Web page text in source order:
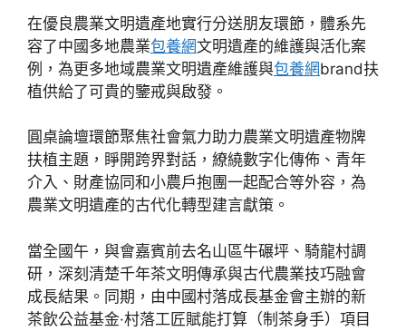
在優良農業文明遺產地實行分送朋友環節，體系先
容了中國多地農業包養網文明遺產的維護與活化案
例，為更多地域農業文明遺產維護與包養網brand扶
植供給了可貴的鑒戒與啟發。
圓桌論壇環節聚焦社會氣力助力農業文明遺產物牌
扶植主題，睜開跨界對話，繚繞數字化傳佈、青年
介入、財產協同和小農戶抱團一起配合等外容，為
農業文明遺產的古代化轉型建言獻策。
當全國午，與會嘉賓前去名山區牛碾坪、騎龍村調
研，深刻清楚千年茶文明傳承與古代農業技巧融會
成長結果。同期，由中國村落成長基金會主辦的新
茶飲公益基金·村落工匠賦能打算（制茶身手）項目